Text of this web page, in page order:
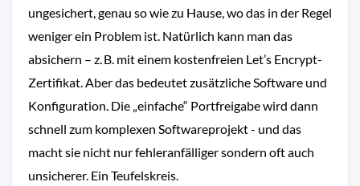
ungesichert, genau so wie zu Hause, wo das in der Regel
weniger ein Problem ist. Natürlich kann man das
absichern – z. B. mit einem kostenfreien Let’s Encrypt-
Zertifikat. Aber das bedeutet zusätzliche Software und
Konfiguration. Die „einfache“ Portfreigabe wird dann
schnell zum komplexen Softwareprojekt - und das
macht sie nicht nur fehleranfälliger sondern oft auch
unsicherer. Ein Teufelskreis.